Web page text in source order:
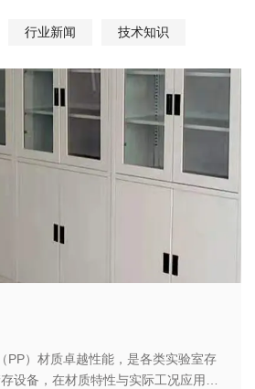
行业新闻 技术知识
PP）材质卓越性能，是各类实验室存
设备，在材质特性与实际工况应用上